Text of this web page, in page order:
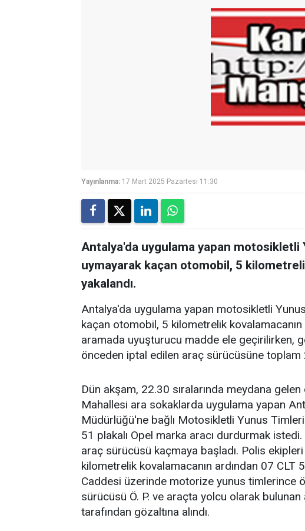
Yayınlanma: 17 Mart 2025 Pazartesi 11:30
Antalya'da uygulama yapan motosikletli
uymayarak kaçan otomobil, 5
yakalandı.
Antalya'da uygulama yapan motosikletli
kaçan otomobil, 5 kilometrelik kovalamacanın
aramada uyuşturucu madde ele geçirilirken,
önceden iptal edilen araç sürücüsüne
Dün akşam, 22.30 sıralarında meydana
Mahallesi ara sokaklarda uygulama yapan
Müdürlüğü'ne bağlı Motosikletli Yunus
51 plakalı Opel marka aracı durdurmak
araç sürücüsü kaçmaya başladı. Polis
kilometrelik kovalamacanın ardından 07 CLT
Caddesi üzerinde motorize yunus timlerince
sürücüsü Ö. P. ve araçta yolcu olarak
tarafından gözaltına alındı.